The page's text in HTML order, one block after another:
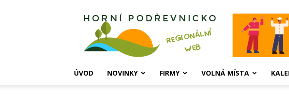
Horní
ÚVOD NOVINKY FIRMY VOLNÁ MÍSTA